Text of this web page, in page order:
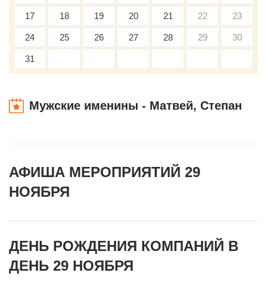
17 18 19 20 21 22 23
24 25 26 27 28 29 30
31
Мужские именины - Матвей, Степан
АФИША МЕРОПРИЯТИЙ 29
НОЯБРЯ
ДЕНЬ РОЖДЕНИЯ КОМПАНИЙ В
ДЕНЬ 29 НОЯБРЯ